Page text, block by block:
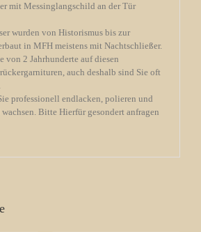
mit Messinglangschild an der Tür
wurden von Historismus bis zur
in MFH meistens mit Nachtschließer.
von 2 Jahrhunderte auf diesen
auch deshalb sind Sie oft
professionell endlacken, polieren und
Bitte Hierfür gesondert anfragen